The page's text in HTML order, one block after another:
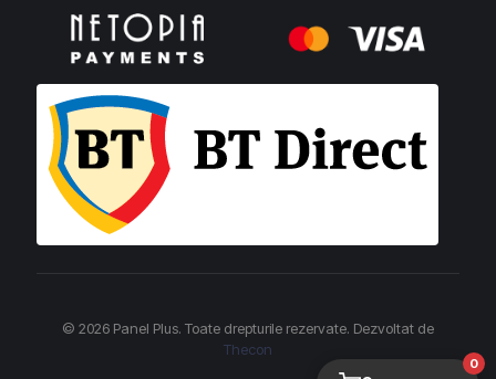
© 2026 Panel Plus. Toate drepturile rezervate. Dezvoltat de
Thecon
0